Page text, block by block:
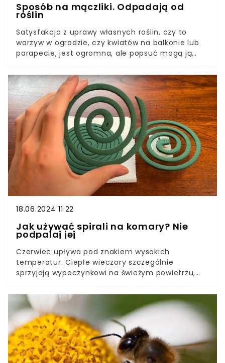
Sposób na mączliki. Odpadają od
roślin
Satysfakcja z uprawy własnych roślin, czy to
warzyw w ogrodzie, czy kwiatów na balkonie lub
parapecie, jest ogromna, ale popsuć mogą ją
nawet do obumarcia naszych okazów.Jednym z
bardziej uciążliwych szkodników żerujących
zarówno na roślinach uprawianych w ogrodzie, jak
i na kwiatach doniczkowych, jest mączlik
szklarniowy. Jak rozpoznać te owady i w jaki
sposób skutecznie się ich pozbyć?
18.06.2024 11:22
Jak używać spirali na komary? Nie
podpalaj jej
Czerwiec upływa pod znakiem wysokich
temperatur. Ciepłe wieczory szczególnie
sprzyjają wypoczynkowi na świeżym powietrzu,
niezwykle uciążliwych insektów - komarów.Na te
owady stosujemy różne środki, takie jak aerozole,
olejki czy nawet specjalne lampy. Uniwersalnym
sposobem są także specjalne spirale na komary,
jednak okazuje się, że nie zawsze wiemy, jak z
nich korzystać. Czy musimy być skazani na
drażniący zapach spirali?